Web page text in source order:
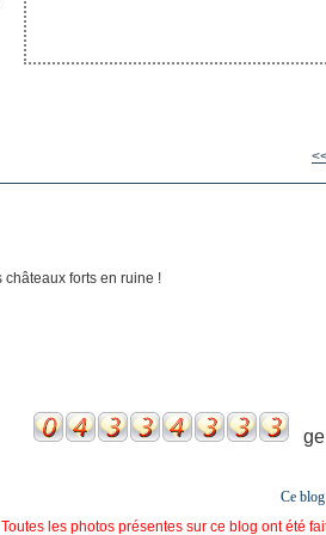
Ce
Toutes les photos présentes sur ce blog ont été